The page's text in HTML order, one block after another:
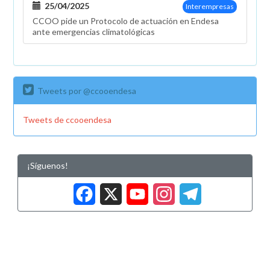
Interempresas
25/04/2025
CCOO pide un Protocolo de actuación en Endesa
ante emergencias climatológicas
Tweets por @ccooendesa
Tweets de ccooendesa
¡Síguenos!
Facebook
X